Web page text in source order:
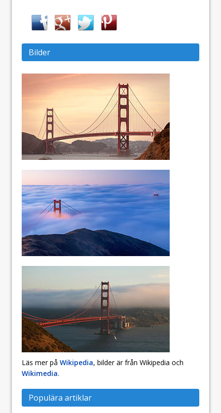
Bilder
Läs mer på Wikipedia, bilder är från Wikipedia och
Wikimedia.
Populära artiklar